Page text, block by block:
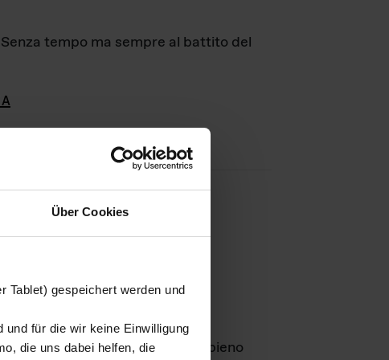
Über Cookies
Tablet) gespeichert werden und
für die wir keine Einwilligung
die uns dabei helfen, die
tempo ma sempre al battito del
LebenGmbH e rimangono in pieno